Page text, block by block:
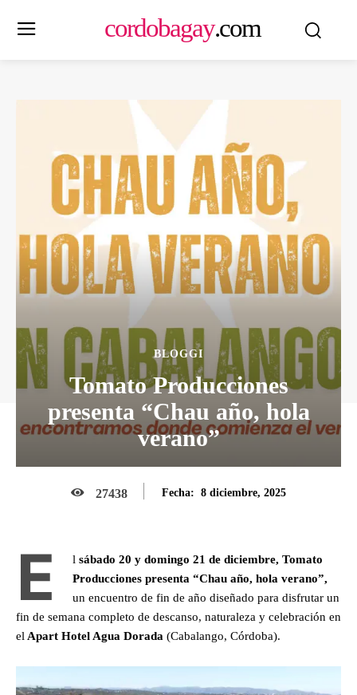
cordobagay.com
BLOGGI
Tomato Producciones
presenta “Chau año, hola
verano”
27438 Fecha: 8 diciembre, 2025
E l sábado 20 y domingo 21 de diciembre, Tomato
Producciones presenta “Chau año, hola verano”,
un encuentro de fin de año diseñado para disfrutar un
fin de semana completo de descanso, naturaleza y celebración en
el Apart Hotel Agua Dorada (Cabalango, Córdoba).